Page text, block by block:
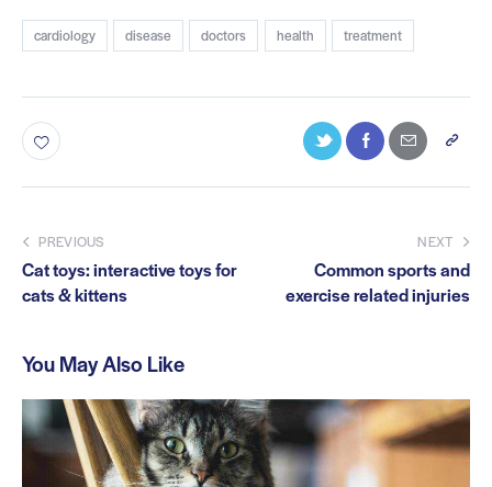
cardiology disease doctors health treatment
PREVIOUS
Cat toys: interactive toys for
cats & kittens
NEXT
Common sports and
exercise related injuries
You May Also Like